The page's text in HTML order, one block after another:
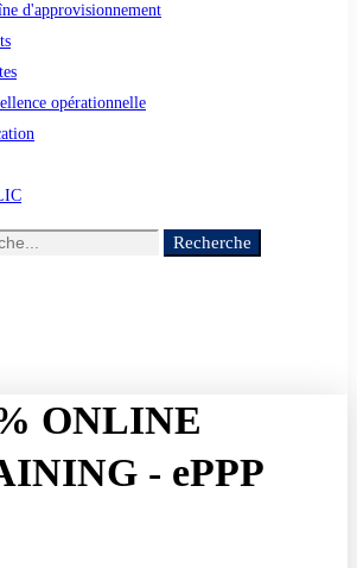
d'approvisionnement
opérationnelle
Recherche
ONLINE
- ePPP